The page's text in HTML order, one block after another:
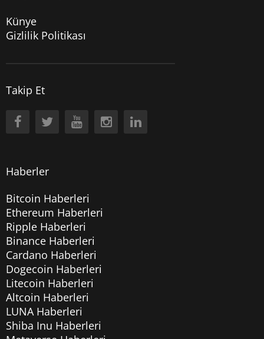
Künye
Gizlilik Politikası
Takip Et
Haberler
Bitcoin Haberleri
Ethereum Haberleri
Ripple Haberleri
Binance Haberleri
Cardano Haberleri
Dogecoin Haberleri
Litecoin Haberleri
Altcoin Haberleri
LUNA Haberleri
Shiba Inu Haberleri